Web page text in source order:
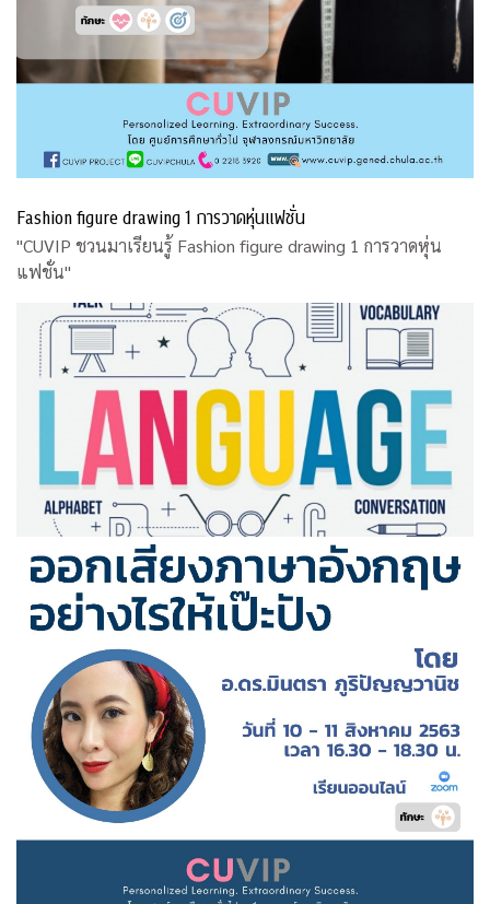
Fashion figure drawing 1 การวาดหุ่นแฟชั่น
"CUVIP ชวนมาเรียนรู้ Fashion figure drawing 1 การวาดหุ่น
แฟชั่น"